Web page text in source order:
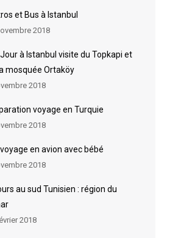
et Bus à Istanbul
2018
à Istanbul visite du Topkapi et
mosquée Ortaköy
2018
voyage en Turquie
2018
en avion avec bébé
2018
au sud Tunisien : région du
2018